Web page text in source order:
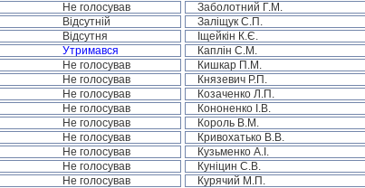
Не голосував Заболотний Г.М.
Відсутній Заліщук С.П.
Відсутня Іщейкін К.Є.
Утримався Каплін С.М.
Не голосував Кишкар П.М.
Не голосував Князевич Р.П.
Не голосував Козаченко Л.П.
Не голосував Кононенко І.В.
Не голосував Король В.М.
Не голосував Кривохатько В.В.
Не голосував Кузьменко А.І.
Не голосував Куніцин С.В.
Не голосував Курячий М.П.